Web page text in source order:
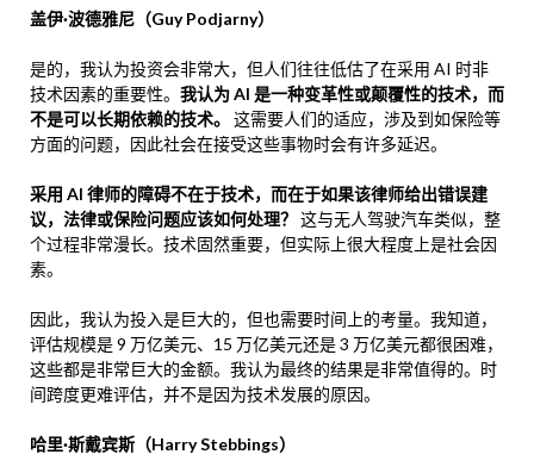
盖伊·波德雅尼（Guy Podjarny）
是的，我认为投资会非常大，但人们往往低估了在采用 AI 时非
技术因素的重要性。 我认为 AI 是一种变革性或颠覆性的技术，而
不是可以长期依赖的技术。
这需要人们的适应，涉及到如保险等
方面的问题，因此社会在接受这些事物时会有许多延迟。
采用 AI 律师的障碍不在于技术，而在于如果该律师给出错误建
议，法律或保险问题应该如何处理？ 这与无人驾驶汽车类似，整
个过程非常漫长。技术固然重要，但实际上很大程度上是社会因
素。
因此，我认为投入是巨大的，但也需要时间上的考量。我知道，
评估规模是 9 万亿美元、15 万亿美元还是 3 万亿美元都很困难，
这些都是非常巨大的金额。我认为最终的结果是非常值得的。时
间跨度更难评估，并不是因为技术发展的原因。
哈里·斯戴宾斯（Harry Stebbings）